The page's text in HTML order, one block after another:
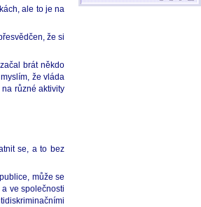
ale to je na
že si
brát někdo
že vláda
různé aktivity
se, a to bez
může se
ve společnosti